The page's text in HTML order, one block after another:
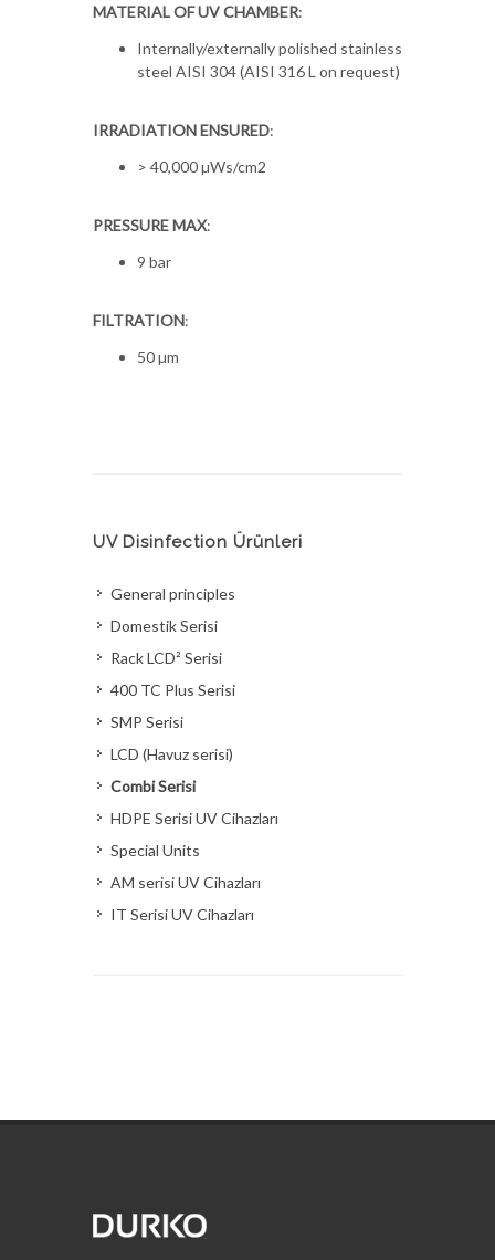
MATERIAL OF UV CHAMBER:
Internally/externally polished stainless
steel AISI 304 (AISI 316 L on request)
IRRADIATION ENSURED:
> 40,000 µWs/cm2
PRESSURE MAX:
9 bar
FILTRATION:
50 µm
UV Disinfection Ürünleri
General principles
Domestik Serisi
Rack LCD² Serisi
400 TC Plus Serisi
SMP Serisi
LCD (Havuz serisi)
Combi Serisi
HDPE Serisi UV Cihazları
Special Units
AM serisi UV Cihazları
IT Serisi UV Cihazları